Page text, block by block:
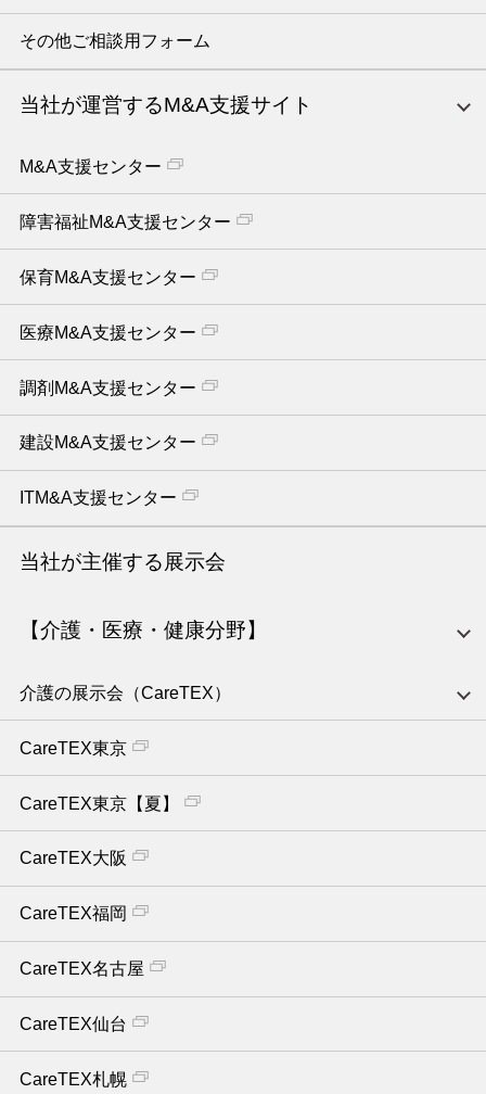
その他ご相談用フォーム
当社が運営するM&A支援サイト
M&A支援センター
障害福祉M&A支援センター
保育M&A支援センター
医療M&A支援センター
調剤M&A支援センター
建設M&A支援センター
ITM&A支援センター
当社が主催する展示会
【介護・医療・健康分野】
介護の展示会（CareTEX）
CareTEX東京
CareTEX東京【夏】
CareTEX大阪
CareTEX福岡
CareTEX名古屋
CareTEX仙台
CareTEX札幌